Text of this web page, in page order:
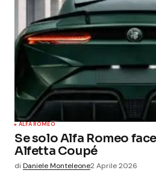
ALFA ROMEO
Se solo Alfa Romeo
Alfetta Coupé
di Daniele Monteleone2 Aprile 2026